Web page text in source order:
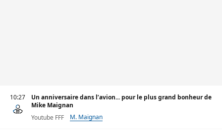
10:27
Un anniversaire dans l’avion... pour le plus grand bonheur de
Mike Maignan
Youtube FFF
M. Maignan